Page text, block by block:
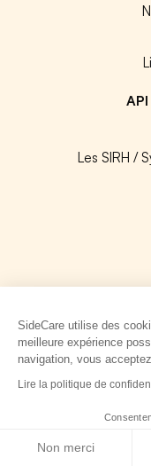
Les SIRH /
SideCare utilise des
meilleure expérience
navigation, vous
Lire la politique de
Non merci